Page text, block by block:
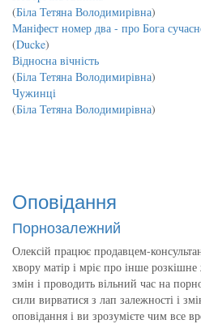
(Біла Тетяна Володимирівна)
Маніфест номер два - про Бога
(Ducke)
Відносна вічність
(Біла Тетяна Володимирівна)
Чужинці
(Біла Тетяна Володимирівна)
Оповідання
Порнозалежний
Олексій працює продавцем-
хвору матір і мріє про інше розкішне
змін і проводить вільний час на
сили вирватися з лап залежності і
оповідання і ви зрозумієте чим все